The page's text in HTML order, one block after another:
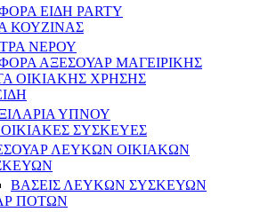
ΕΙΔΗ PARTY
ΚΟΥΖΙΝΑΣ
ΝΕΡΟΥ
ΑΞΕΣΟΥΑΡ ΜΑΓΕΙΡΙΚΗΣ
ΟΙΚΙΑΚΗΣ ΧΡΗΣΗΣ
ΥΠΝΟΥ
ΣΥΣΚΕΥΕΣ
ΛΕΥΚΩΝ ΟΙΚΙΑΚΩΝ
ΒΑΣΕΙΣ ΛΕΥΚΩΝ ΣΥΣΚΕΥΩΝ
ΠΟΤΩΝ